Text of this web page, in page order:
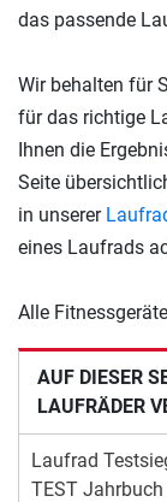
das passende
Wir behalten für
für das richtige
Ihnen die
Seite
in unserer
eines Laufrads
Alle
AUF DIESER
LAUFRÄDER
Laufrad
TEST